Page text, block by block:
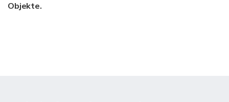
Objekte.